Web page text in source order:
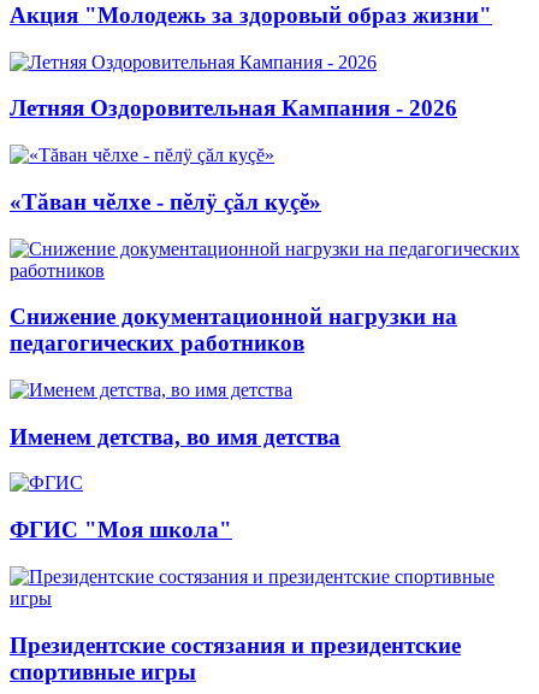
Акция "Молодежь за здоровый образ жизни"
Летняя Оздоровительная Кампания - 2026
«Тăван чĕлхе - пĕлÿ çăл куçĕ»
Снижение документационной нагрузки на
педагогических работников
Именем детства, во имя детства
ФГИС "Моя школа"
Президентские состязания и президентские
спортивные игры